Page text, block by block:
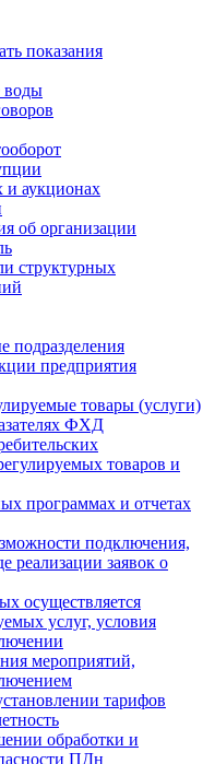
показания
воды
и аукционах
об организации
структурных
подразделения
предприятия
товары (услуги)
ФХД
товаров и
программах и отчетах
подключения,
реализации заявок о
осуществляется
услуг, условия
мероприятий,
тарифов
обработки и
ПДн